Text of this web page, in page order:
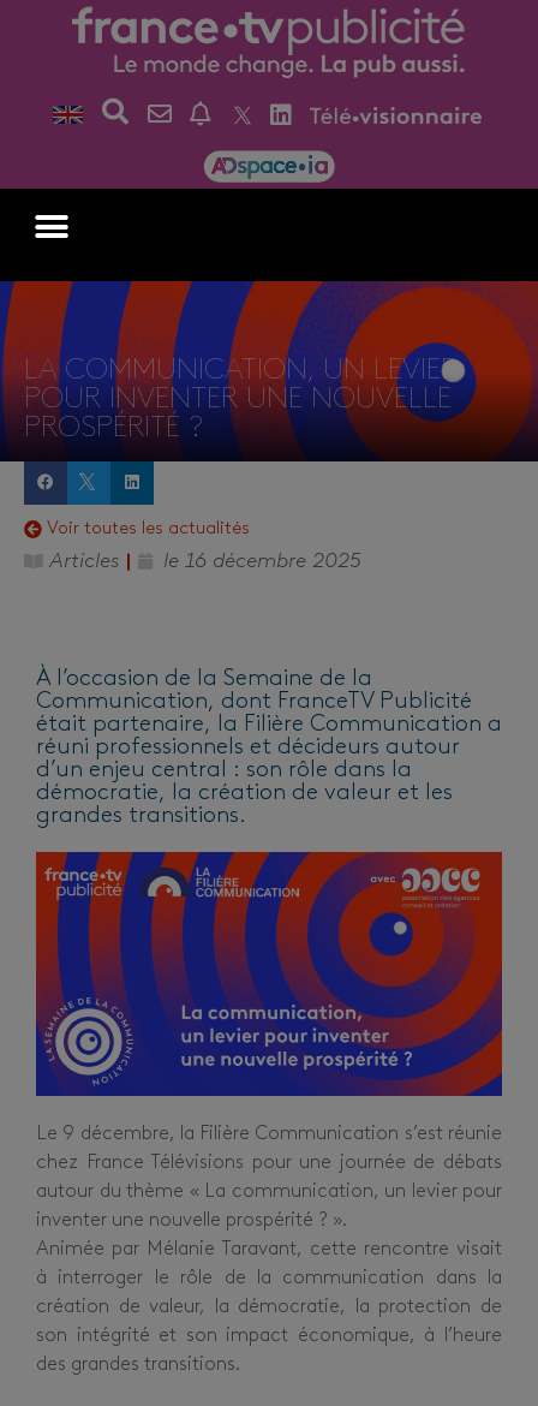
LA COMMUNICATION, UN LEVIER
POUR INVENTER UNE NOUVELLE
PROSPÉRITÉ ?
Voir toutes les actualités
Articles le 16 décembre 2025
À l’occasion de la Semaine de la
Communication, dont FranceTV Publicité
était partenaire, la Filière Communication a
réuni professionnels et décideurs autour
d’un enjeu central : son rôle dans la
démocratie, la création de valeur et les
grandes transitions.
Le 9 décembre, la Filière Communication s’est réunie
chez France Télévisions pour une journée de débats
autour du thème « La communication, un levier pour
inventer une nouvelle prospérité ? ».
Animée par Mélanie Taravant, cette rencontre visait
à interroger le rôle de la communication dans la
création de valeur, la démocratie, la protection de
son intégrité et son impact économique, à l’heure
des grandes transitions.